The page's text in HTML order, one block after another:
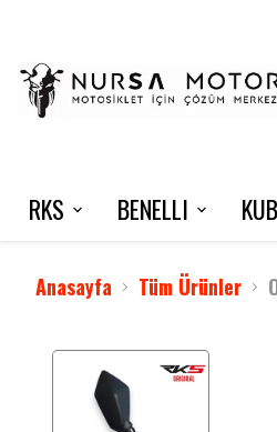
RKS
FRECCIA 150
M502 N
BLADE 350
BENELLI
VN50 PRO
NMAX 125 / 2015-2020
INTERCOM
Anasayfa Tüm Ürünler